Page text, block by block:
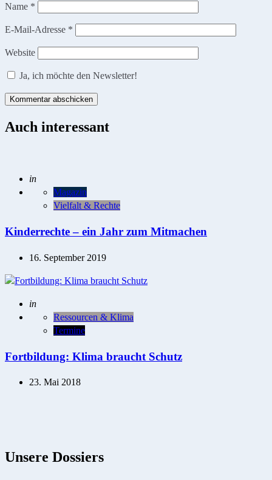
Name *
E-Mail-Adresse *
Website
Ja, ich möchte den Newsletter!
Auch interessant
Posted
in
Magazin
Vielfalt & Rechte
Kinderrechte – ein Jahr zum Mitmachen
16. September 2019
Posted
in
Ressourcen & Klima
Termine
Fortbildung: Klima braucht Schutz
23. Mai 2018
Unsere Dossiers